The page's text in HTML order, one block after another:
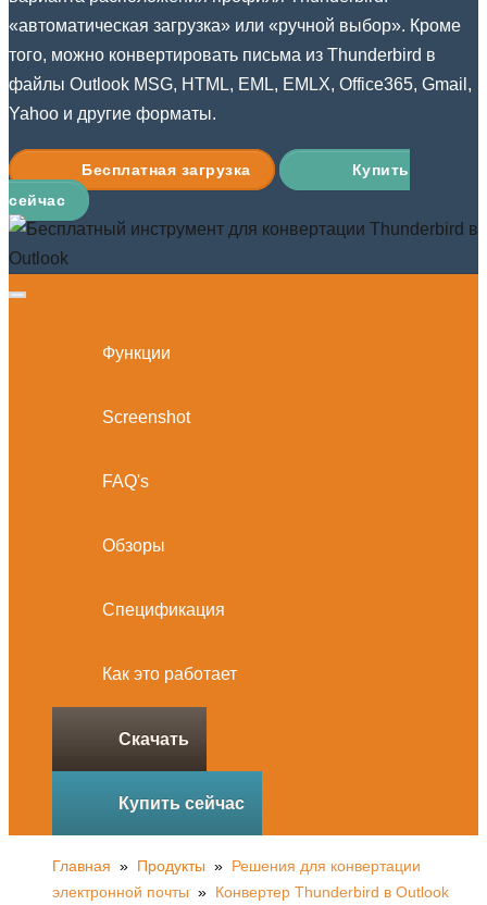
«автоматическая загрузка» или «ручной выбор». Кроме
того, можно конвертировать письма из Thunderbird в
файлы Outlook MSG, HTML, EML, EMLX, Office365, Gmail,
Yahoo и другие форматы.
Бесплатная загрузка
Купить
сейчас
Функции
Screenshot
FAQ's
Обзоры
Спецификация
Как это работает
Скачать
Купить сейчас
Главная » Продукты » Решения для конвертации
электронной почты » Конвертер Thunderbird в Outlook